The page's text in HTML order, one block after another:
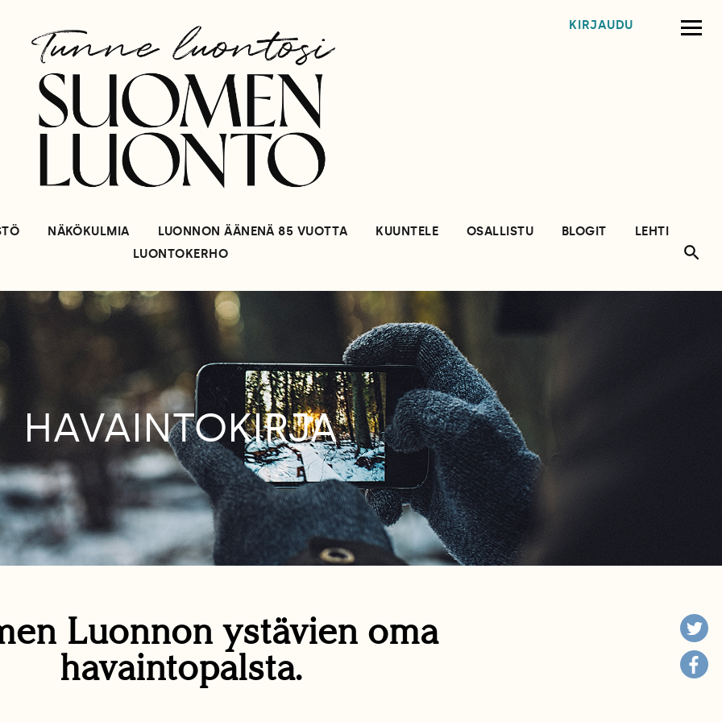
KIRJAUDU
NÄKÖKULMIA LUONNON ÄÄNENÄ 85 VUOTTA KUUNTELE OSALLISTU BLOGIT
LEHTI
LUONTOKERHO
HAVAINTOKIRJA
Luonnon ystävien oma
havaintopalsta.